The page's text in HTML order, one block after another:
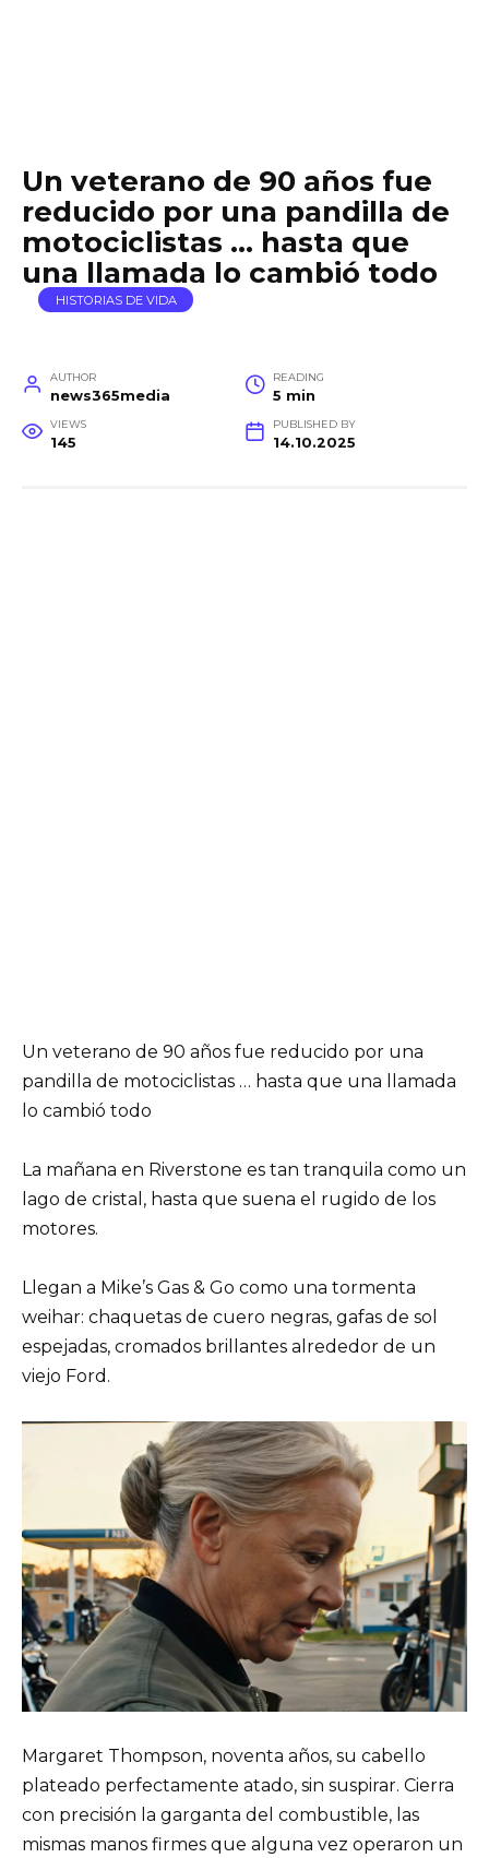
Un veterano de 90 años fue
reducido por una pandilla de
motociclistas … hasta que
una llamada lo cambió todo
HISTORIAS DE VIDA
AUTHOR
news365media
READING
5 min
VIEWS
145
PUBLISHED BY
14.10.2025
Un veterano de 90 años fue reducido por una
pandilla de motociclistas … hasta que una llamada
lo cambió todo
La mañana en Riverstone es tan tranquila como un
lago de cristal, hasta que suena el rugido de los
motores.
Llegan a Mike’s Gas & Go como una tormenta
weihar: chaquetas de cuero negras, gafas de sol
espejadas, cromados brillantes alrededor de un
viejo Ford.
Margaret Thompson, noventa años, su cabello
plateado perfectamente atado, sin suspirar. Cierra
con precisión la garganta del combustible, las
mismas manos firmes que alguna vez operaron un